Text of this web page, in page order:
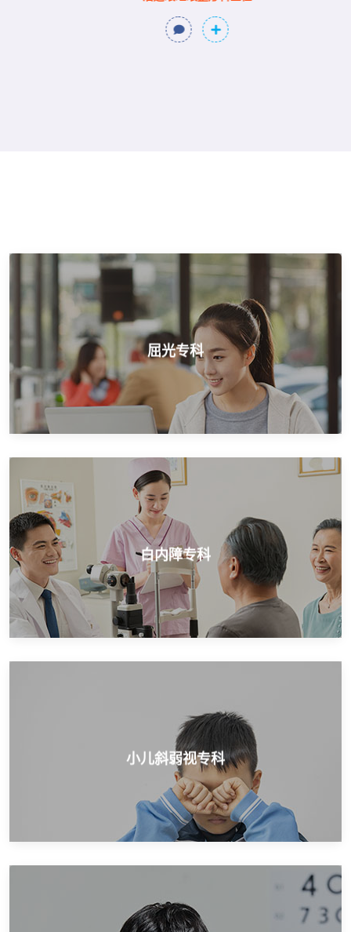
屈光专科
屈光专科
近视手术就选爱尔，打造中国品牌
白内障专科
白内障专科
医保定点单位，个性化治疗
小儿斜弱视专科
小儿斜弱视专科
开展小儿近视矫正、弱视治疗、斜视治疗等